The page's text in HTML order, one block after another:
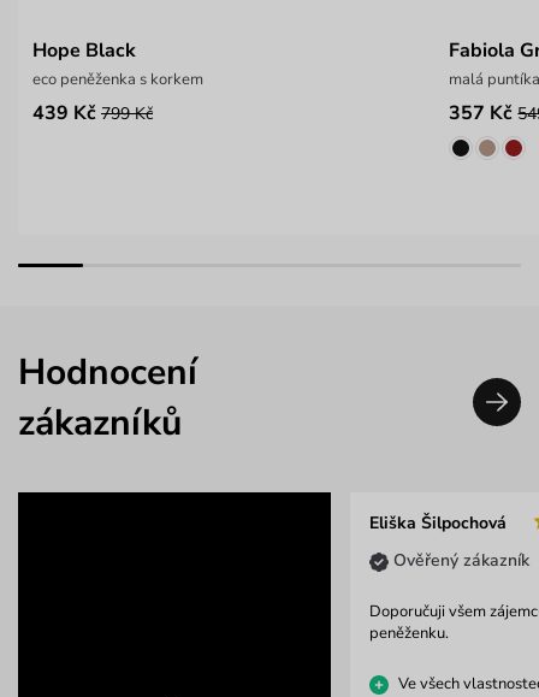
Hope Black
eco peněženka s korkem
439 Kč 799 Kč
Fabiola
malá
357 Kč
Hodnocení
zákazníků
Eliška Šilpochová
Ověřený zákazník
Doporučuji všem
peněženku.
Ve všech